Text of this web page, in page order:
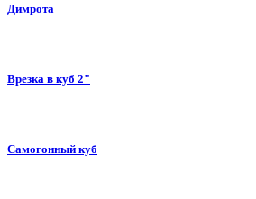
Димрота
Врезка в куб 2"
Самогонный куб